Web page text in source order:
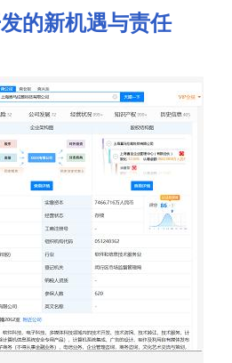
的新机遇与责任